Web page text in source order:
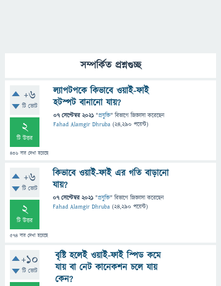
সম্পর্কিত প্রশ্নগুচ্ছ
+6
টি ভোট
2
টি উত্তর
436 বার দেখা হয়েছে
ল্যাপটপকে কিভাবে ওয়াই-ফাই
হটস্পট বানানো যায়?
07 সেপ্টেম্বর 2021 "প্রযুক্তি" বিভাগে জিজ্ঞাসাকরেছেন
Fahad Alamgir Dhruba (24,290 পয়েন্ট)
+6
টি ভোট
2
টি উত্তর
574 বার দেখা হয়েছে
কিভাবে ওয়াই-ফাই এর গতি বাড়ানো
যায়?
07 সেপ্টেম্বর 2021 "প্রযুক্তি" বিভাগে জিজ্ঞাসাকরেছেন
Fahad Alamgir Dhruba (24,290 পয়েন্ট)
+10
টি ভোট
বৃষ্টি হলেই ওয়াই-ফাই স্পিড কমে
যায় বা নেট কানেকশন চলে যায়
কেন?